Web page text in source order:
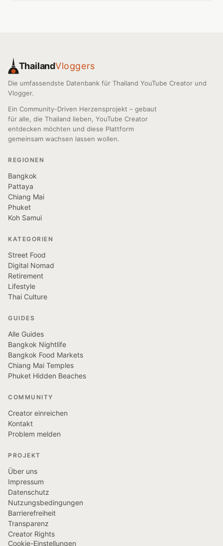
ThailandVloggers
Die umfassendste Datenbank für Thailand YouTube Creator und
Vlogger.
Ein Community-Driven Herzensprojekt – gebaut
für alle, die Thailand lieben, YouTube Creator
entdecken möchten und diese Plattform
gemeinsam wachsen lassen wollen.
REGIONEN
Bangkok
Pattaya
Chiang Mai
Phuket
Koh Samui
KATEGORIEN
Street Food
Digital Nomad
Retirement
Lifestyle
Thai Culture
GUIDES
Alle Guides
Bangkok Nightlife
Bangkok Food Markets
Chiang Mai Temples
Phuket Hidden Beaches
COMMUNITY
Creator einreichen
Kontakt
Problem melden
PROJEKT
Über uns
Impressum
Datenschutz
Nutzungsbedingungen
Barrierefreiheit
Transparenz
Creator Rights
Cookie-Einstellungen